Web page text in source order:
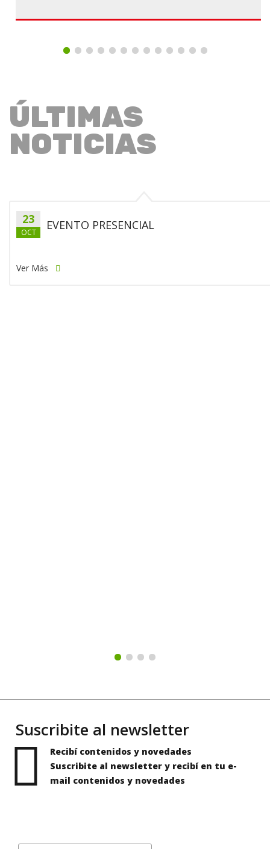
ÚLTIMAS
NOTICIAS
23
OCT
EVENTO PRESENCIAL
Ver Más
Suscribite al newsletter
Recibí contenidos y novedades
Suscribite al newsletter y recibí en tu e-
mail contenidos y novedades